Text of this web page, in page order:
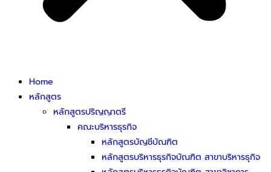
Home
หลักสูตร
หลักสูตรปริญญาตรี
คณะบริหารธุรกิจ
หลักสูตรบัญชีบัณฑิต
หลักสูตรบริหารธุรกิจบัณฑิต สาขาบริหารธุกิจ